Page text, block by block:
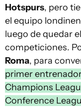
Hotspurs, pero
el equipo
luego de quedar
competiciones.
Roma, para
primer
Champions
Conference